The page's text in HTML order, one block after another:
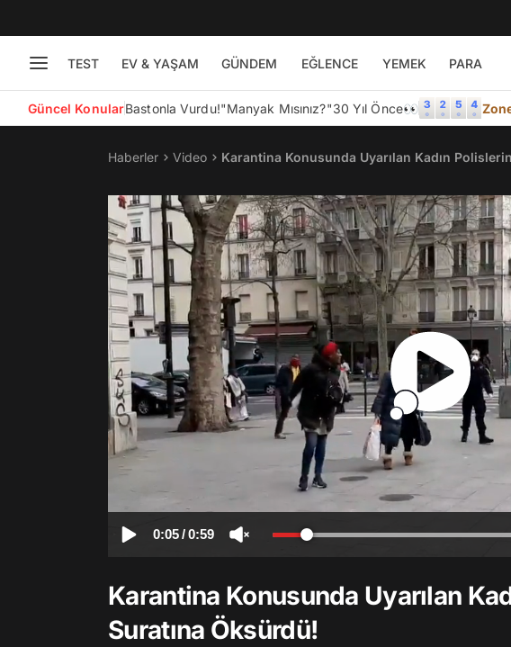
TEST EV & YAŞAM GÜNDEM EĞLENCE YEMEK PARA
Güncel KonularBastonla Vurdu!"Manyak Mısınız?"30 Yıl Önce👀
Haberler Video Karantina Konusunda Uyarılan Kadın
0:05/0:59
Karantina Konusunda Uyarılan
Suratına Öksürdü!